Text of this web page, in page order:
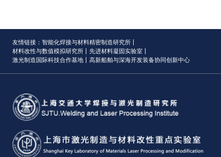
友情链接： 智能化焊接与材料精密制造研究所
材料改性与数值模拟研究所
先进材料凝固实验室
激光制造国际科技合作基地
高新船舶与深海开发装备协同创新中心